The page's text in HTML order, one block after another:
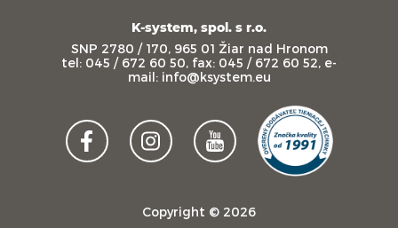
K-system, spol. s r.o.
SNP 2780 / 170, 965 01 Žiar nad Hronom
tel: 045 / 672 60 50, fax: 045 / 672 60 52, e-
mail: info@ksystem.eu
Copyright © 2026